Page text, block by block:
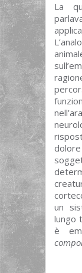
La
un
lungo
è